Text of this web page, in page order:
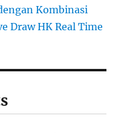
Kombinasi
Draw HK Real Time